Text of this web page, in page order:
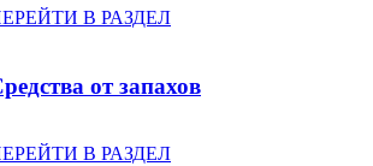
В РАЗДЕЛ
от запахов
В РАЗДЕЛ